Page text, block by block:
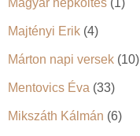
Majtényi Erik (4)
Márton napi versek (10)
Mentovics Éva (33)
Mikszáth Kálmán (6)